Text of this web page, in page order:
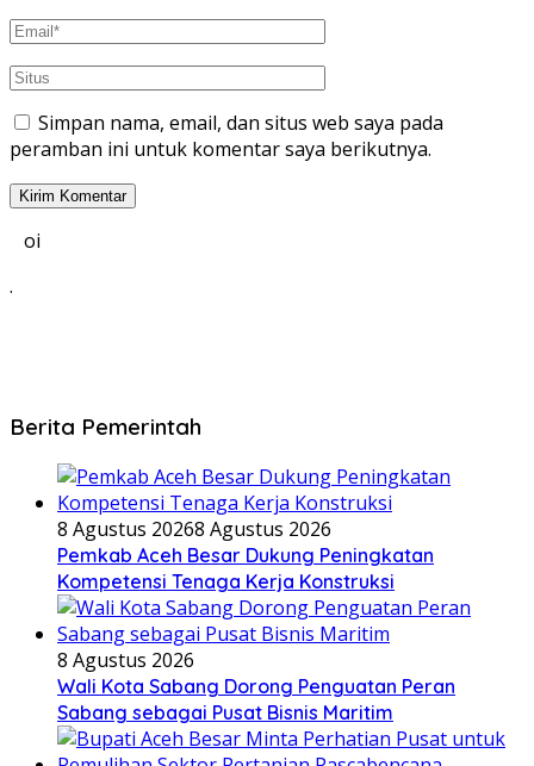
Simpan nama, email, dan situs web saya pada
peramban ini untuk komentar saya berikutnya.
oi
.
Berita Pemerintah
8 Agustus 20268 Agustus 2026
Pemkab Aceh Besar Dukung Peningkatan
Kompetensi Tenaga Kerja Konstruksi
8 Agustus 2026
Wali Kota Sabang Dorong Penguatan Peran
Sabang sebagai Pusat Bisnis Maritim